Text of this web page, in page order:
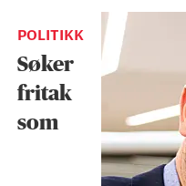
POLITIKK
Søker
fritak
som